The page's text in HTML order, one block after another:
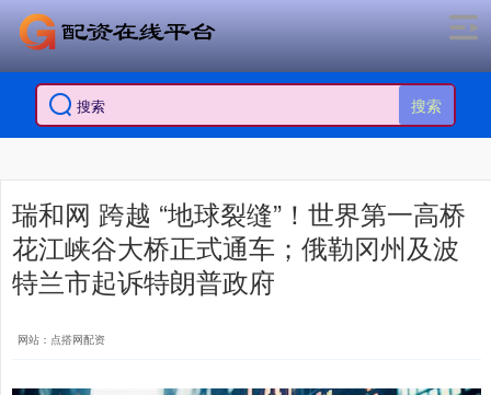
搜索
瑞和网 跨越 “地球裂缝”！世界第一高桥
花江峡谷大桥正式通车；俄勒冈州及波
特兰市起诉特朗普政府
网站：点搭网配资